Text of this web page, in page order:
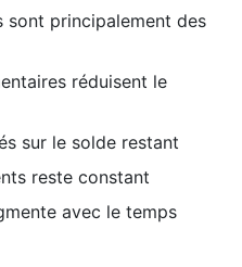
sont principalement des
réduisent le
sur le solde restant
reste constant
avec le temps